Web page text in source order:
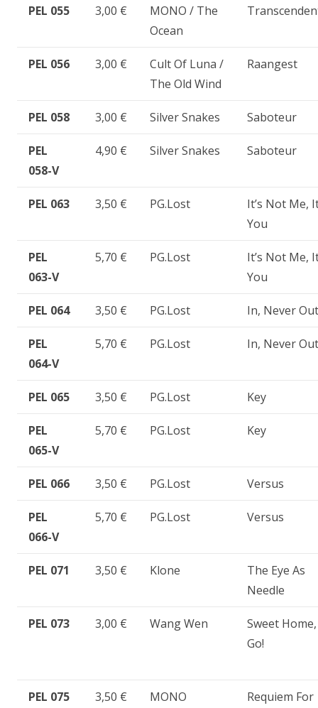
PEL 055 3,00 €
MONO / The
Ocean
PEL 056 3,00 €
Cult Of Luna /
The Old Wind
Raangest
PEL 058 3,00 € Silver Snakes Saboteur
PEL
058-V
4,90 € Silver Snakes Saboteur
PEL 063 3,50 € PG.Lost
It’s Not Me,
You
PEL
063-V
5,70 € PG.Lost
It’s Not Me,
You
PEL 064 3,50 € PG.Lost In, Never Out
PEL
064-V
5,70 € PG.Lost In, Never Out
PEL 065 3,50 € PG.Lost Key
PEL
065-V
5,70 € PG.Lost Key
PEL 066 3,50 € PG.Lost Versus
PEL
066-V
5,70 € PG.Lost Versus
PEL 071 3,50 € Klone
The Eye As
Needle
PEL 073 3,00 € Wang Wen
Sweet Home,
Go!
PEL 075 3,50 € MONO
Requiem For